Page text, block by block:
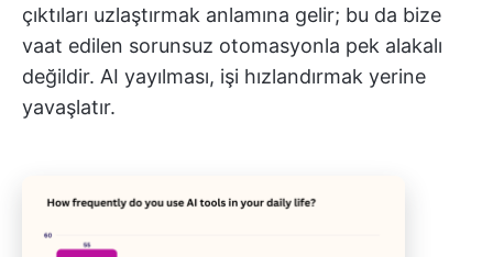
çıktıları uzlaştırmak anlamına gelir; bu da bize
vaat edilen sorunsuz otomasyonla pek alakalı
değildir. AI yayılması, işi hızlandırmak yerine
yavaşlatır.